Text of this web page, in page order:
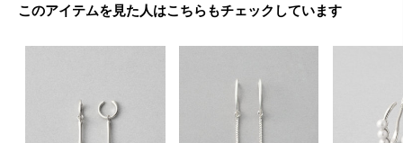
このアイテムを見た人はこちらもチェックしています